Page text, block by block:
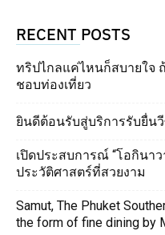
RECENT POSTS
ทริปไกลแค่ไหนก็สบายใจ
ชอบท่องเที่ยว
ยินดีต้อนรับสู่บริการรับยื่น
เปิดประสบการณ์ “โอกินา
ประวัติศาสตร์ที่สวยงาม
Samut, The Phuket
the form of fine dining by